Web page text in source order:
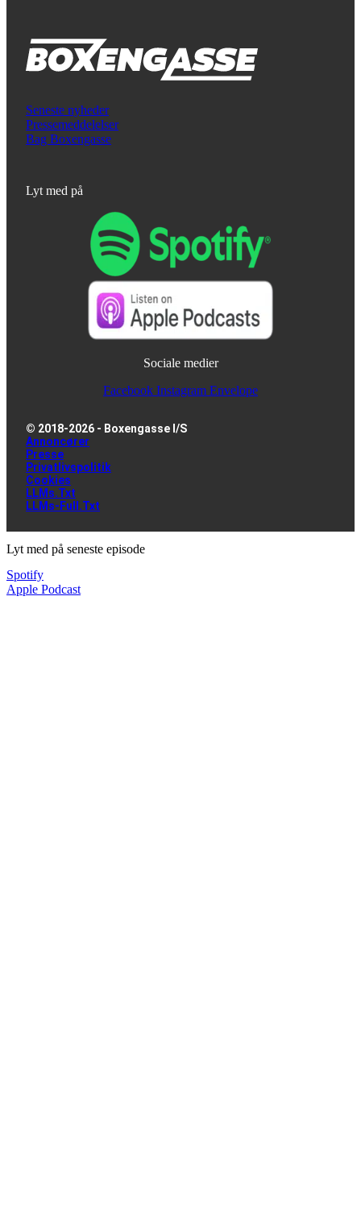
Seneste nyheder
Pressemeddelelser
Bag Boxengasse
Lyt med på
Sociale medier
Facebook Instagram Envelope
© 2018-2026 - Boxengasse I/S
Annoncører
Presse
Privatlivspolitik
Cookies
LLMs.txt
LLMs-Full.txt
Lyt med på seneste episode
Spotify
Apple Podcast